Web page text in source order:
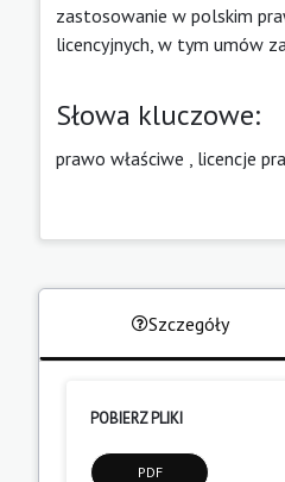
zastosowanie w polskim
licencyjnych, w tym umów
Słowa kluczowe:
prawo właściwe licencje
Szczegóły
POBIERZ PLIKI
PDF